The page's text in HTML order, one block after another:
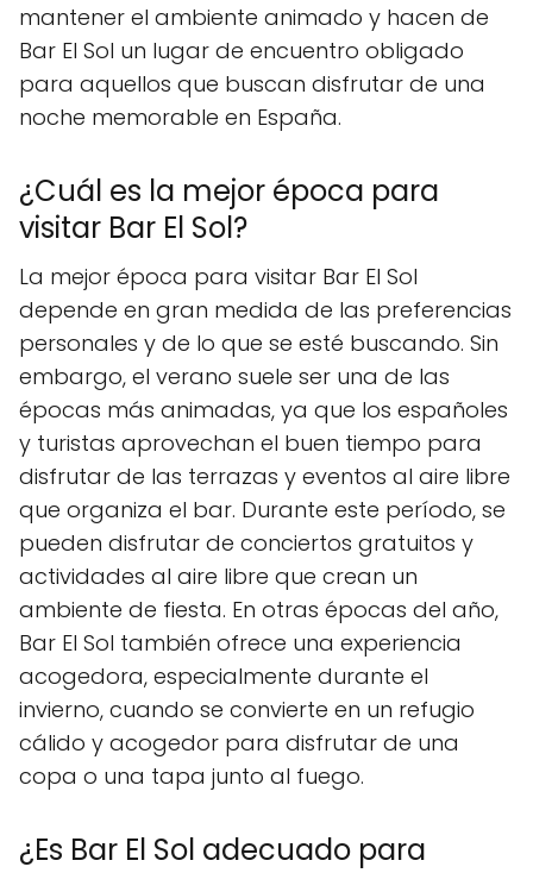
mantener el ambiente animado y hacen de
Bar El Sol un lugar de encuentro obligado
para aquellos que buscan disfrutar de una
noche memorable en España.
¿Cuál es la mejor época para
visitar Bar El Sol?
La mejor época para visitar Bar El Sol
depende en gran medida de las preferencias
personales y de lo que se esté buscando. Sin
embargo, el verano suele ser una de las
épocas más animadas, ya que los españoles
y turistas aprovechan el buen tiempo para
disfrutar de las terrazas y eventos al aire libre
que organiza el bar. Durante este período, se
pueden disfrutar de conciertos gratuitos y
actividades al aire libre que crean un
ambiente de fiesta. En otras épocas del año,
Bar El Sol también ofrece una experiencia
acogedora, especialmente durante el
invierno, cuando se convierte en un refugio
cálido y acogedor para disfrutar de una
copa o una tapa junto al fuego.
¿Es Bar El Sol adecuado para